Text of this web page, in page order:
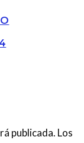
publicada. Los